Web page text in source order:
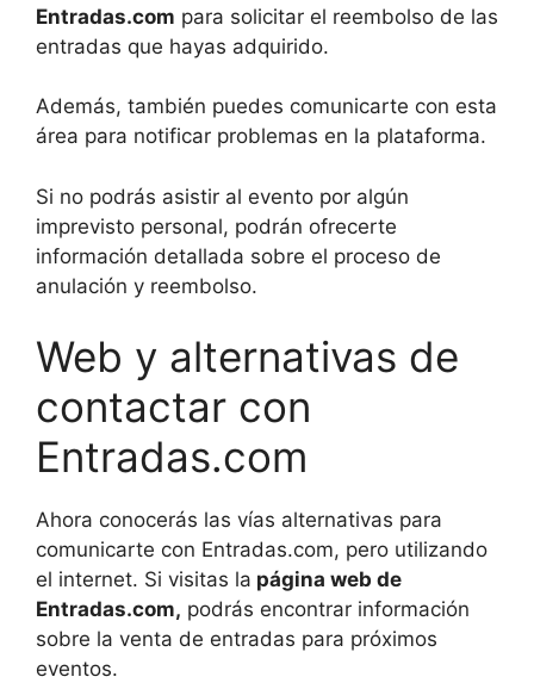
Entradas.com para solicitar el reembolso de las
entradas que hayas adquirido.
Además, también puedes comunicarte con esta
área para notificar problemas en la plataforma.
Si no podrás asistir al evento por algún
imprevisto personal, podrán ofrecerte
información detallada sobre el proceso de
anulación y reembolso.
Web y alternativas de
contactar con
Entradas.com
Ahora conocerás las vías alternativas para
comunicarte con Entradas.com, pero utilizando
el internet. Si visitas la página web de
Entradas.com, podrás encontrar información
sobre la venta de entradas para próximos
eventos.